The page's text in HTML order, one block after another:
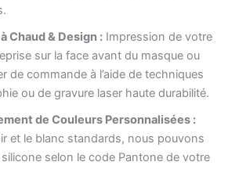
Chaud & Design :Impression de votre
sur la face avant du masque ou
de commande à l’aide de techniques
ou de gravure laser haute durabilité.
de Couleurs Personnalisées :
et le blanc standards, nous pouvons
selon le code Pantone de votre